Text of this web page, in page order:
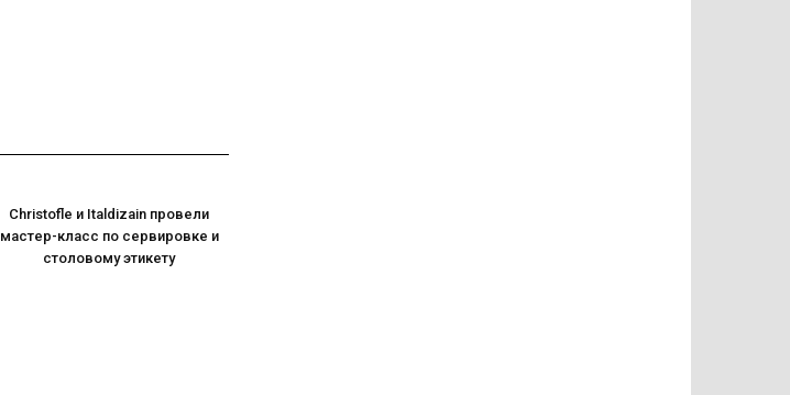
Christofle и Italdizain провели
мастер-класс по сервировке и
столовому этикету